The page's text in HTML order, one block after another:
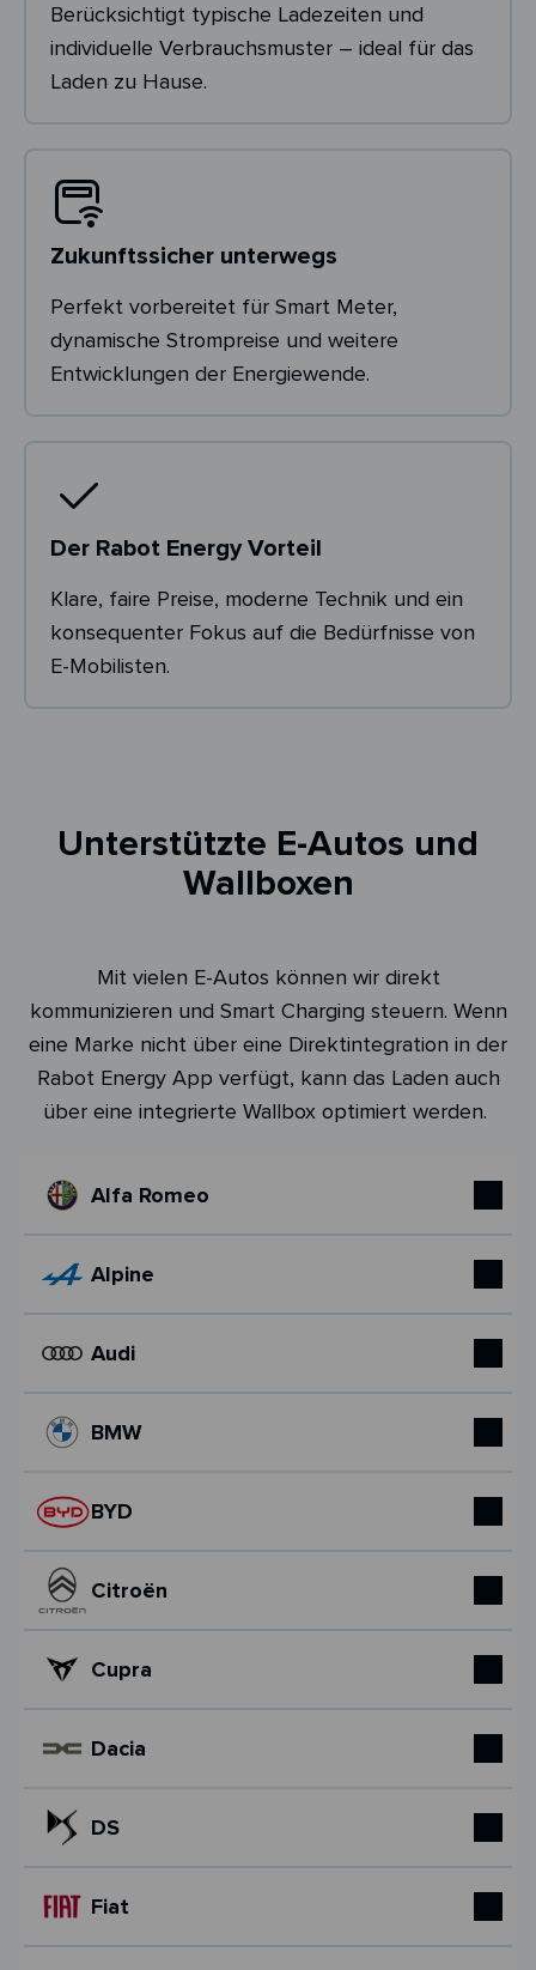
Berücksichtigt typische Ladezeiten und
individuelle Verbrauchsmuster – ideal für das
Laden zu Hause.
Zukunftssicher unterwegs
Perfekt vorbereitet für Smart Meter,
dynamische Strompreise und weitere
Entwicklungen der Energiewende.
Der Rabot Energy Vorteil
Klare, faire Preise, moderne Technik und ein
konsequenter Fokus auf die Bedürfnisse von
E-Mobilisten.
Unterstützte E-Autos und
Wallboxen
Mit vielen E-Autos können wir direkt
kommunizieren und Smart Charging steuern. Wenn
eine Marke nicht über eine Direktintegration in der
Rabot Energy App verfügt, kann das Laden auch
über eine integrierte Wallbox optimiert werden.
Alfa Romeo
Alpine
Audi
BMW
BYD
Citroën
Cupra
Dacia
DS
Fiat